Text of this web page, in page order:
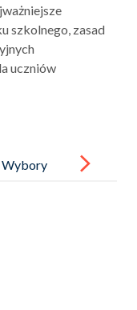
szkolnego, zasad
uczniów
Wybory